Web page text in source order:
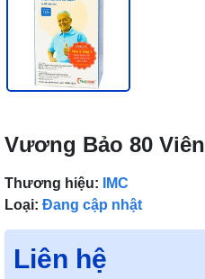
Vương Bảo 80 Viên
Thương hiệu:
IMC
Loại: Đang cập nhật
Liên hệ